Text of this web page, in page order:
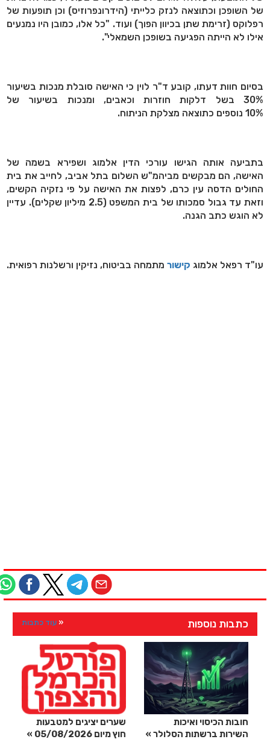
של השופכן וכתוצאה לנזק כלייתי (הידרונפרוזיס) וכן תופעות של
רפלוקס (זרימת שתן בכיוון הפוך) ועוד. "כל אלו, כמובן היו נמנעים
אילו לא הייתה הפגיעה בשופכן השמאלי".
בסיום חוות דעתו, קובע ד"ר לוין כי האישה סובלת מנכות בשיעור
30% בשל דלקות חוזרות וכאבים, ומנכות בשיעור של
10% נוספים כתוצאה מצלקת הניתוח.
בתביעה אותה הגישו עורכי הדין אלמוג ושפירא בשמה של
האישה, הם מבקשים מביהמ"ש השלום בתל אביב, לחייב את בית
החולים הדסה עין כרם, לפצות את האישה על פי נזקיה הקשים,
וזאת עד גבול סמכותו של בית המשפט (2.5 מיליון שקלים). עדיין
לא הוגש כתב הגנה.
עו"ד רפאל אלמוגקישורמתמחה בביטוח, נזיקין ורשלנות רפואית.
כתבות נוספות עוד כתבות
חובות הכיסוי ואיכות
השירות ברשתות הסלולר
שערים יציגים למטבעות
חוץ מיום 05/08/2026